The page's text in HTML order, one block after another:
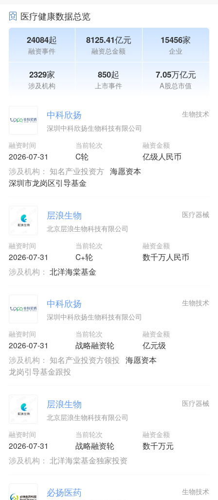
医疗健康数据总览
24084起
融资事件
8125.41亿元
融资总金额
15456家
企业
2329家
涉及机构
850起
上市事件
7.05万亿元
A股总市值
中科欣扬
深圳中科欣扬生物科技有限公司
融资时间
2026-07-31
当前轮次
C轮
融资金额
亿级人民币
生物技术
涉及机构： 知名产业投资方 海愿资本
深圳市龙岗区引导基金
层浪生物
北京层浪生物科技有限公司
融资时间
2026-07-31
当前轮次
C+轮
融资金额
数千万人民币
医疗器械
涉及机构： 北洋海棠基金
中科欣扬
深圳中科欣扬生物科技有限公司
融资时间
2026-07-31
当前轮次
战略融资轮
融资金额
亿元级
生物技术
涉及机构： 知名产业投资方领投 海愿资本
龙岗引导基金跟投
层浪生物
北京层浪生物科技有限公司
融资时间
2026-07-31
当前轮次
战略融资轮
融资金额
数千万元
医疗器械
涉及机构： 北洋海棠基金独家投资
必扬医药 生物技术